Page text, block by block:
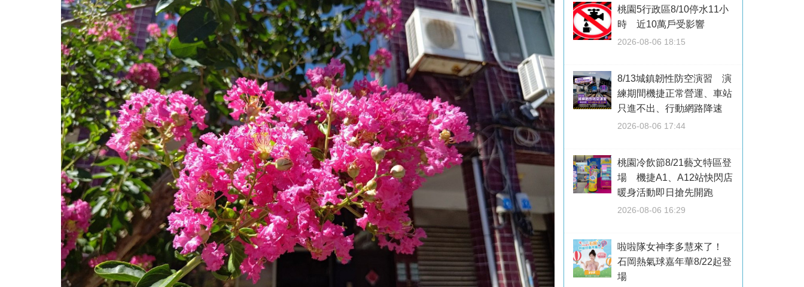
桃園5行政區8/10停水11小
時 近10萬戶受影響
2026-08-06 18:15
8/13城鎮韌性防空演習 演
練期間機捷正常營運、車站
只進不出、行動網路降速
2026-08-06 17:44
桃園冷飲節8/21藝文特區登
場 機捷A1、A12站快閃店
暖身活動即日搶先開跑
2026-08-06 16:29
啦啦隊女神李多慧來了！
石岡熱氣球嘉年華8/22起登
場